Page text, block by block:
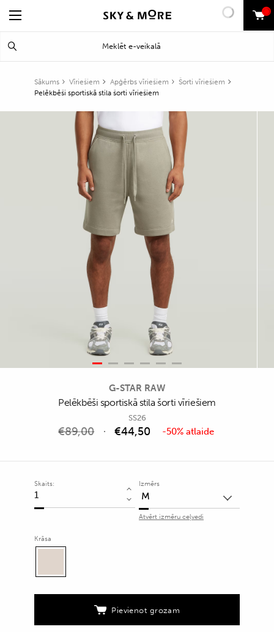
0
Sākums Vīriešiem Apģērbs vīriešiem
Šorti vīriešiem
Pelēkbēši sportiskā stila šorti vīriešiem
G-STAR RAW
Pelēkbēši sportiskā stila šorti vīriešiem
SS26
€89,00 €44,50 -50% atlaide
Skaits:
Pelēkbēši
sportiskā
šorti
Izmērs
Atvērt izmēru ceļvedi
Krāsa
Pievienot grozam